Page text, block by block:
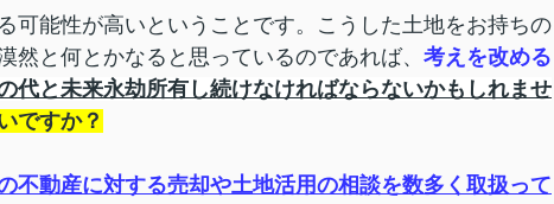
可能性が高いということです。こうした土地をお持ちの
と何とかなると思っているのであれば、 考えを改める
代と未来永劫所有し続けなければならないかもしれませ
ですか？
不動産に対する売却や土地活用の相談を数多く取扱って